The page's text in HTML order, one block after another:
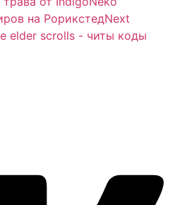
на РорикстедNext